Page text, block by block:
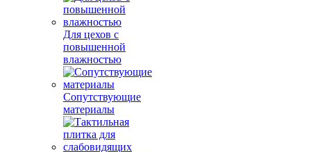
Для цехов с
повышенной
влажностью
Сопутствующие
материалы